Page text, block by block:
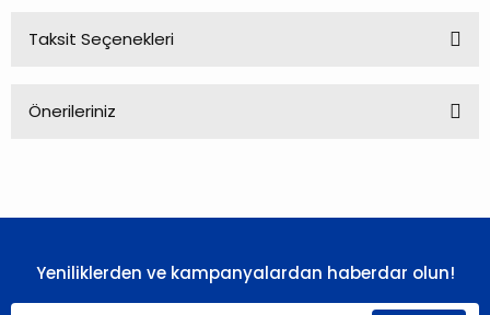
Taksit Seçenekleri
Önerileriniz
Ürün resmi kalitesiz, bozuk veya görüntülenemiyor.
Yeniliklerden ve kampanyalardan haberdar olun!